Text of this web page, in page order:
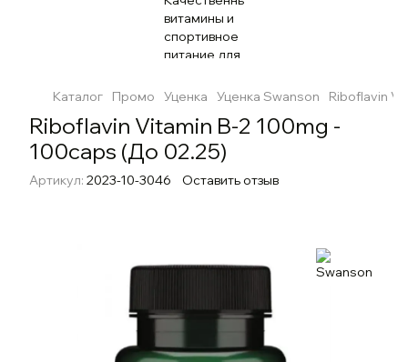
Каталог Промо Уценка Уценка Swanson Riboflavin
Riboflavin Vitamin B-2 100mg -
100caps (До 02.25)
Артикул: 2023-10-3046 Оставить отзыв